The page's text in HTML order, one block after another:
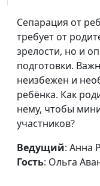
Как родителю
общаться с
подростком
Как научить
подростка быть
Можно ли жить по
контроля
Сепарация от
требует от
зрелости, но и
подготовки.
неизбежен и
ребёнка. Как
нему, чтобы
участников?
Ведущий: Анна
Гость: Ольга